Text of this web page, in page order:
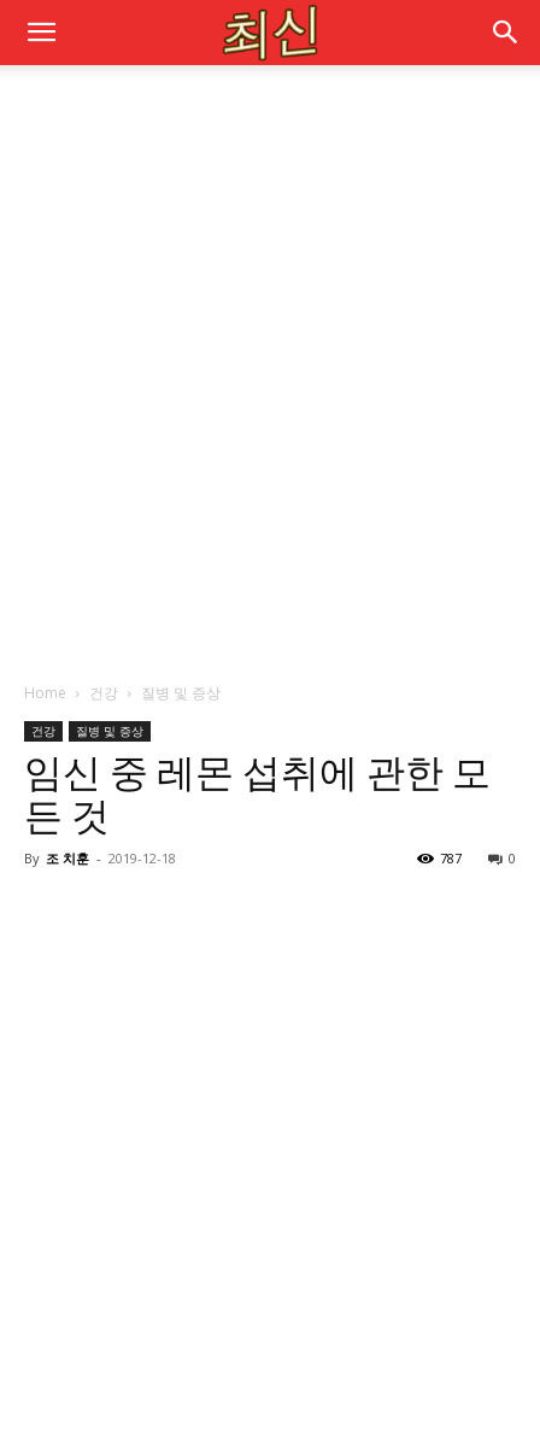
Home 건강 질병 및 증상
건강 질병 및 증상
임신 중 레몬 섭취에 관한 모
든 것
By 조 치훈 - 2019-12-18 0
787